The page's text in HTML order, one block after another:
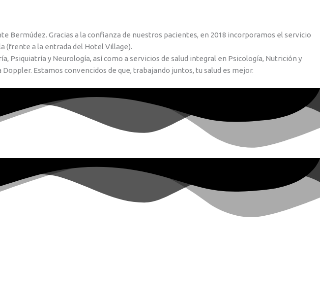
Bermúdez. Gracias a la confianza de nuestros pacientes, en 2018 incorporamos el servicio
(frente a la entrada del Hotel Village).
Psiquiatría y Neurología, así como a servicios de salud integral en Psicología, Nutrición y
Estamos convencidos de que, trabajando juntos, tu salud es mejor.